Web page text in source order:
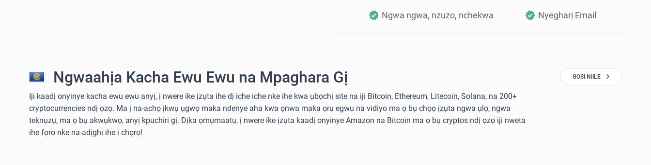
Ngwa ngwa, nzuzo, nchekwa Nyegharị Email
Ngwaahịa Kacha Ewu Ewu na Mpaghara Gị
Iji kaadị onyinye kacha ewu ewu anyị, ị nwere ike ịzụta ihe dị iche iche nke ihe kwa ụbọchị site na iji Bitcoin, Ethereum, Litecoin, Solana, na 200+
cryptocurrencies ndị ọzọ. Ma ị na-achọ ịkwụ ụgwọ maka ndenye aha kwa ọnwa maka ọrụ egwu na vidiyo ma ọ bụ chọọ ịzụta ngwa ụlọ, ngwa
teknụzụ, ma ọ bụ akwụkwọ, anyị kpuchiri gị. Dịka ọmụmaatụ, ị nwere ike ịzụta kaadị onyinye Amazon na Bitcoin ma ọ bụ cryptos ndị ọzọ iji nweta
ihe fọrọ nke na-adịghị ihe ị chọrọ!
GOSI NIILE